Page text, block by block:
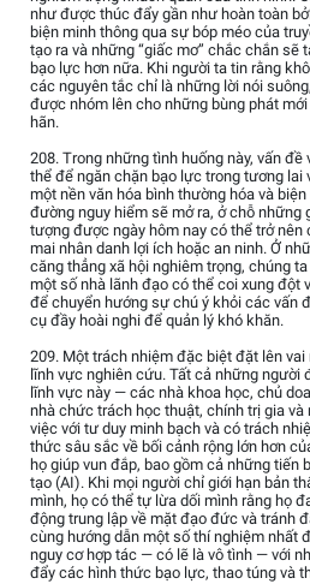
như được thúc đẩy gần như hoàn toàn
biện minh thông qua sự bóp méo của
tạo ra và những “giấc mơ” chắc chắn sẽ
bạo lực hơn nữa. Khi người ta tin rằng
các nguyên tắc chỉ là những lời nói
được nhóm lên cho những bùng phát
hãn.
208. Trong những tình huống này, vấn
thể để ngăn chặn bạo lực trong tương lai
một nền văn hóa bình thường hóa và
đường nguy hiểm sẽ mở ra, ở chỗ
tượng được ngày hôm nay có thể trở nên
mai nhân danh lợi ích hoặc an ninh. Ở
căng thẳng xã hội nghiêm trọng, chúng
một số nhà lãnh đạo có thể coi xung đột
để chuyển hướng sự chú ý khỏi các vấn
cụ đầy hoài nghi để quản lý khó khăn.
209. Một trách nhiệm đặc biệt đặt lên
lĩnh vực nghiên cứu. Tất cả những người
lĩnh vực này — các nhà khoa học, chủ
nhà chức trách học thuật, chính trị gia
việc với tư duy minh bạch và có trách
thức sâu sắc về bối cảnh rộng lớn hơn
họ giúp vun đắp, bao gồm cả những tiến
tạo (AI). Khi mọi người chỉ giới hạn bản
mình, họ có thể tự lừa dối mình rằng họ
động trung lập về mặt đạo đức và tránh
cùng hướng dẫn một số thí nghiệm nhất
nguy cơ hợp tác — có lẽ là vô tình — với
đẩy các hình thức bạo lực, thao túng và